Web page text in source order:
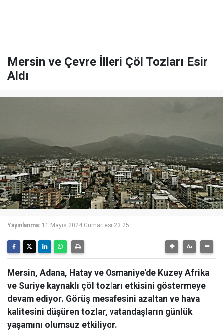
Mersin ve Çevre İlleri Çöl Tozları Esir
Aldı
Yayınlanma: 11 Mayıs 2024 Cumartesi 23:25
Mersin, Adana, Hatay ve Osmaniye'de Kuzey Afrika
ve Suriye kaynaklı çöl tozları etkisini göstermeye
devam ediyor. Görüş mesafesini azaltan ve hava
kalitesini düşüren tozlar, vatandaşların günlük
yaşamını olumsuz etkiliyor.